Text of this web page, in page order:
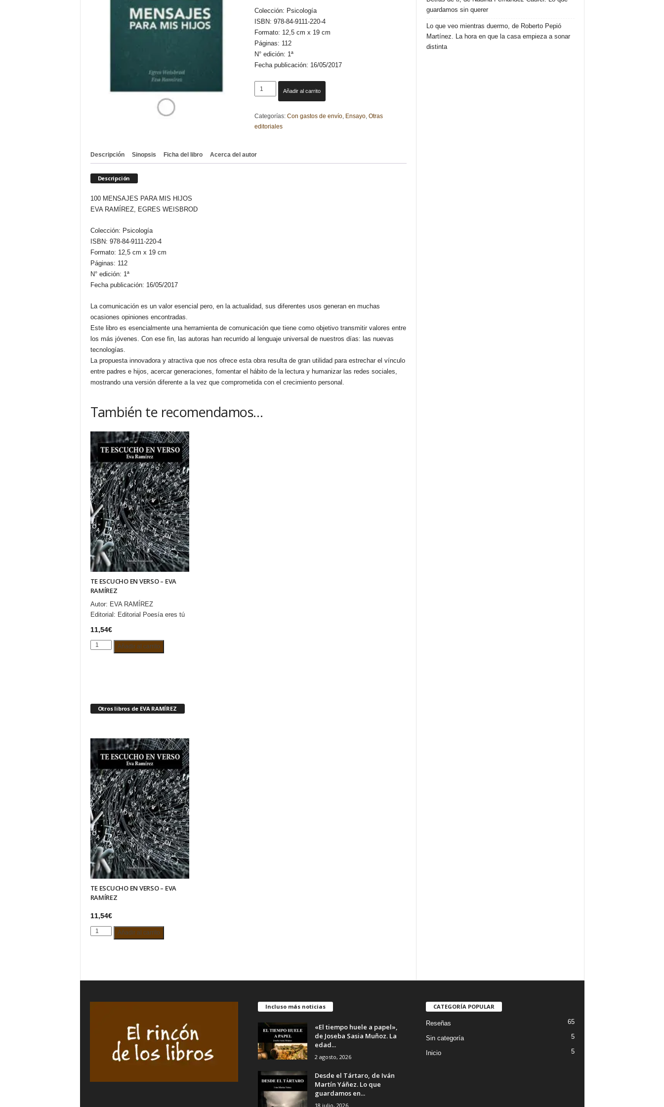
Colección: Psicología
ISBN: 978-84-9111-220-4
Formato: 12,5 cm x 19 cm
Páginas: 112
N° edición: 1ª
Fecha publicación: 16/05/2017
100
MENSAJES
MIS
HIJOS
Añadir al carrito
Categorías:Con gastos de envío, Ensayo,Otras
editoriales
Descripción Sinopsis Ficha del libro Acerca del autor
Descripción
100 MENSAJES PARA MIS HIJOS
EVA RAMÍREZ, EGRES WEISBROD
Colección: Psicología
ISBN: 978-84-9111-220-4
Formato: 12,5 cm x 19 cm
Páginas: 112
N° edición: 1ª
Fecha publicación: 16/05/2017
La comunicación es un valor esencial pero, en la actualidad, sus diferentes usos generan en muchas
ocasiones opiniones encontradas.
Este libro es esencialmente una herramienta de comunicación que tiene como objetivo transmitir valores entre
los más jóvenes. Con ese fin, las autoras han recurrido al lenguaje universal de nuestros días: las nuevas
tecnologías.
La propuesta innovadora y atractiva que nos ofrece esta obra resulta de gran utilidad para estrechar el vínculo
entre padres e hijos, acercar generaciones, fomentar el hábito de la lectura y humanizar las redes sociales,
mostrando una versión diferente a la vez que comprometida con el crecimiento personal.
También te recomendamos…
TE ESCUCHO EN VERSO – EVA
RAMÍREZ
Autor: EVA RAMÍREZ
Editorial: Editorial Poesía eres tú
11,54€
TE
ESCUCHO
RAMÍREZ
Añadir al carrito
Otros libros de EVA RAMÍREZ
TE ESCUCHO EN VERSO – EVA
RAMÍREZ
11,54€
TE
ESCUCHO
EVA
cantidad
Añadir al carrito
guardamos sin querer
Lo que veo mientras duermo, de Roberto Pepió
Martínez. La hora en que la casa empieza a sonar
distinta
Incluso más noticias
«El tiempo huele a papel»,
de Joseba Sasia Muñoz. La
edad...
2 agosto, 2026
Desde el Tártaro, de Iván
Martín Yáñez. Lo que
guardamos en...
18 julio, 2026
CATEGORÍA POPULAR
Reseñas 65
Sin categoría 5
Inicio 5